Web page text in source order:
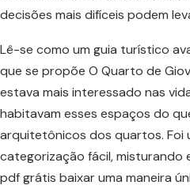
decisões mais difíceis podem
Lê-se como um guia turístico
que se propõe O Quarto de
estava mais interessado nas
habitavam esses espaços do
arquitetônicos dos quartos. Foi
categorização fácil, misturando
pdf grátis baixar uma maneira